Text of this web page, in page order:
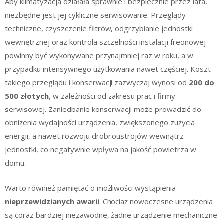
niezbędne jest jej cykliczne serwisowanie. Przeglądy
techniczne, czyszczenie filtrów, odgrzybianie jednostki
wewnętrznej oraz kontrola szczelności instalacji freonowej
powinny być wykonywane przynajmniej raz w roku, a w
przypadku intensywnego użytkowania nawet częściej. Koszt
takiego przeglądu i konserwacji zazwyczaj wynosi od 200 do
500 złotych, w zależności od zakresu prac i firmy
serwisowej. Zaniedbanie konserwacji może prowadzić do
obniżenia wydajności urządzenia, zwiększonego zużycia
energii, a nawet rozwoju drobnoustrojów wewnątrz
jednostki, co negatywnie wpływa na jakość powietrza w
domu.
Warto również pamiętać o możliwości wystąpienia
nieprzewidzianych awarii. Chociaż nowoczesne urządzenia
są coraz bardziej niezawodne, żadne urządzenie mechaniczne